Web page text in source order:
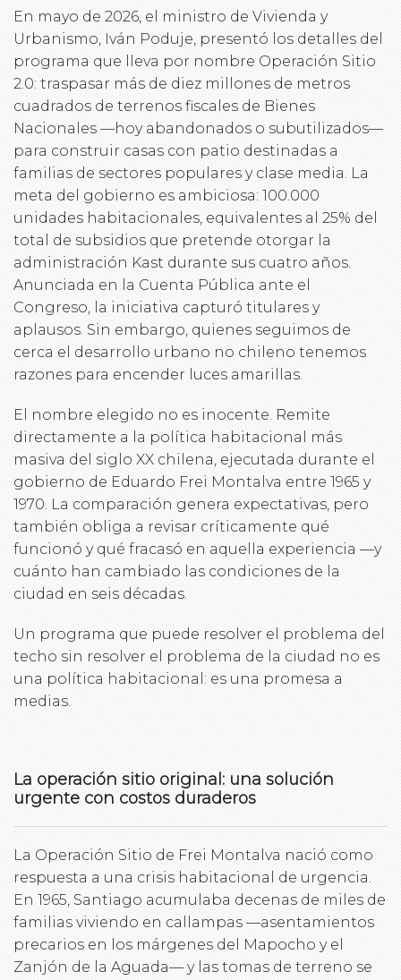
En mayo de 2026, el ministro de Vivienda y
Urbanismo, Iván Poduje, presentó los detalles del
programa que lleva por nombre Operación Sitio
2.0: traspasar más de diez millones de metros
cuadrados de terrenos fiscales de Bienes
Nacionales —hoy abandonados o subutilizados—
para construir casas con patio destinadas a
familias de sectores populares y clase media. La
meta del gobierno es ambiciosa: 100.000
unidades habitacionales, equivalentes al 25% del
total de subsidios que pretende otorgar la
administración Kast durante sus cuatro años.
Anunciada en la Cuenta Pública ante el
Congreso, la iniciativa capturó titulares y
aplausos. Sin embargo, quienes seguimos de
cerca el desarrollo urbano no chileno tenemos
razones para encender luces amarillas.
El nombre elegido no es inocente. Remite
directamente a la política habitacional más
masiva del siglo XX chilena, ejecutada durante el
gobierno de Eduardo Frei Montalva entre 1965 y
1970. La comparación genera expectativas, pero
también obliga a revisar críticamente qué
funcionó y qué fracasó en aquella experiencia —y
cuánto han cambiado las condiciones de la
ciudad en seis décadas.
Un programa que puede resolver el problema del
techo sin resolver el problema de la ciudad no es
una política habitacional: es una promesa a
medias.
La operación sitio original: una solución
urgente con costos duraderos
La Operación Sitio de Frei Montalva nació como
respuesta a una crisis habitacional de urgencia.
En 1965, Santiago acumulaba decenas de miles de
familias viviendo en callampas —asentamientos
precarios en los márgenes del Mapocho y el
Zanjón de la Aguada— y las tomas de terreno se